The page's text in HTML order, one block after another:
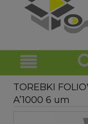
TOREBKI
A’1000 6 um